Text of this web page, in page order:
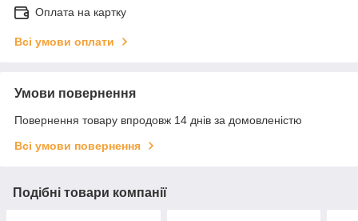
Оплата на картку
Всі умови оплати
Умови повернення
Повернення товару впродовж 14 днів за домовленістю
Всі умови повернення
Подібні товари компанії